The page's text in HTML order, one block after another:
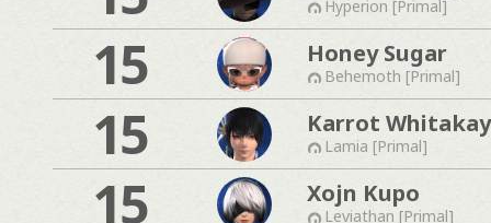
Hyperion [Primal]
15 Honey Sugar
Behemoth [Primal]
15 Karrot Whitakay
Lamia [Primal]
15 Xojn Kupo
Leviathan [Primal]